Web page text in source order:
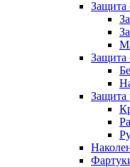
Защита
Защита
Защита